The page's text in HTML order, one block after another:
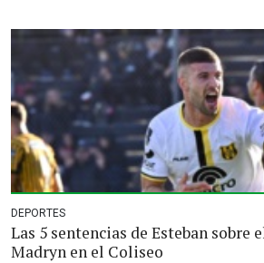
DEPORTES
Las 5 sentencias de Esteban sobre
Madryn en el Coliseo